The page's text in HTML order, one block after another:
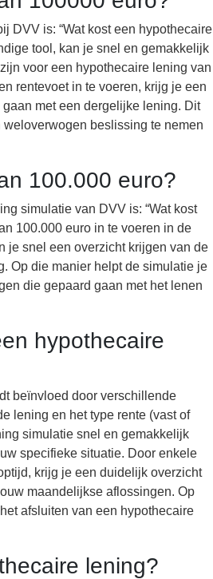
DVV is: “Wat kost een hypothecaire
tool, kan je snel en gemakkelijk
voor een hypothecaire lening van
rentevoet in te voeren, krijg je een
met een dergelijke lening. Dit
beslissing te nemen
100.000 euro?
simulatie van DVV is: “Wat kost
100.000 euro in te voeren in de
je snel een overzicht krijgen van de
Op die manier helpt de simulatie je
die gepaard gaan met het lenen
hypothecaire
beïnvloed door verschillende
lening en het type rente (vast of
simulatie snel en gemakkelijk
specifieke situatie. Door enkele
krijg je een duidelijk overzicht
maandelijkse aflossingen. Op
afsluiten van een hypothecaire
lening?